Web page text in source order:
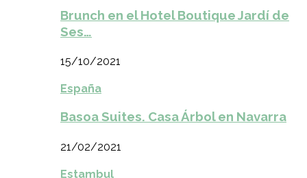
Brunch en el Hotel Boutique Jardí de
Ses…
15/10/2021
España
Basoa Suites. Casa Árbol en Navarra
21/02/2021
Estambul